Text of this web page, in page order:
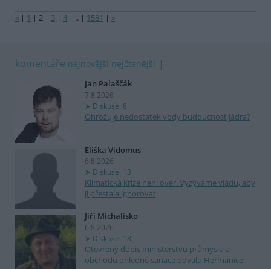
« | 1 | 2 | 3 | 4 | .. | 1581 | »
komentáře nejnovější nejčtenější
Jan Palaščák
7.8.2026
Diskuse: 8
Ohrožuje nedostatek vody budoucnost jádra?
Eliška Vidomus
6.8.2026
Diskuse: 13
Klimatická krize není over. Vyzýváme vládu, aby
ji přestala ignorovat
Jiří Michalisko
6.8.2026
Diskuse: 18
Otevřený dopis ministerstvu průmyslu a
obchodu ohledně sanace odvalu Heřmanice